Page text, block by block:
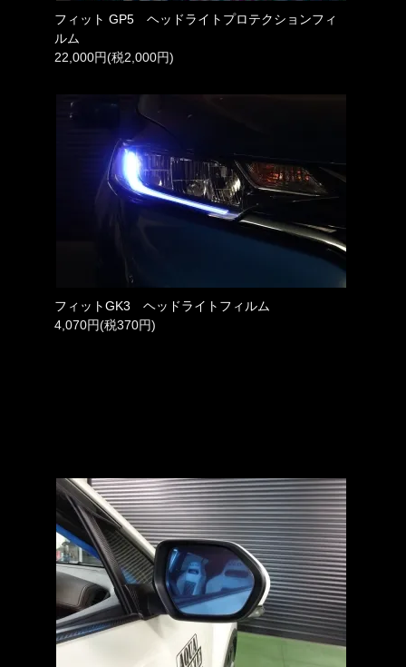
フィット GP5 ヘッドライトプロテクションフィ
ルム
22,000円(税2,000円)
フィットGK3 ヘッドライトフィルム
4,070円(税370円)